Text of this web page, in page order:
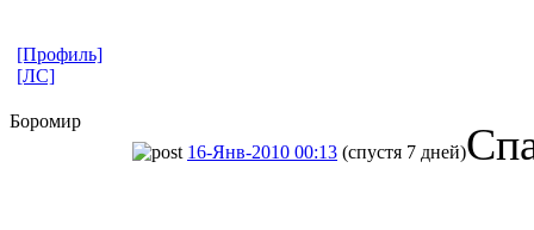
[Профиль]
[ЛС]
Боромир
16-Янв-2010 00:13 (спустя 7 дней)